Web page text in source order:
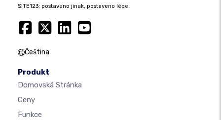
SITE123: postaveno jinak, postaveno lépe.
Čeština
Produkt
Domovská Stránka
Ceny
Funkce